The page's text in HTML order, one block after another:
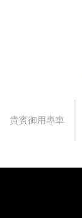
貴賓御用專車